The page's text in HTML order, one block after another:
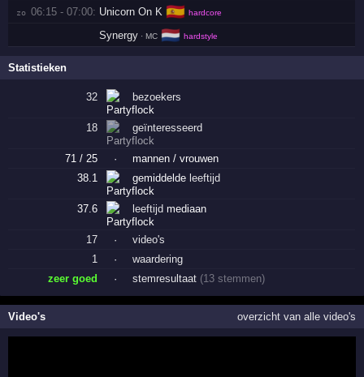
zo 06:15 - 07:00: Unicorn On K 🇪🇸 hardcore
Synergy · MC 🇳🇱 hardstyle
Statistieken
32 bezoekers
18 geïnteresseerd
71 / 25 ·
mannen / vrouwen
38.1
gemiddelde leeftijd
37.6 leeftijd mediaan
17 ·
video's
1
·
waardering
zeer goed
· stemresultaat (13 stemmen)
Video's overzicht van alle video's